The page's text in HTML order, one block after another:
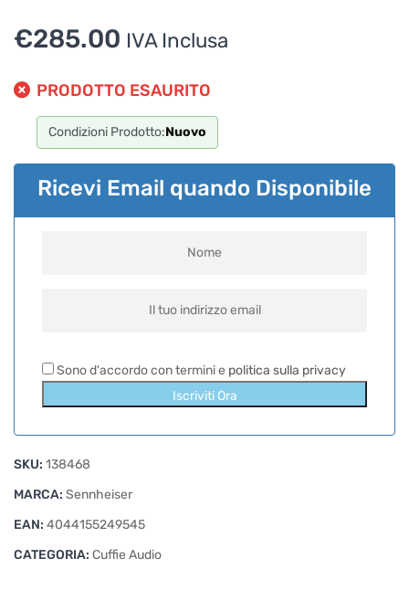
€285.00 IVA Inclusa
PRODOTTO ESAURITO
Condizioni Prodotto:Nuovo
Ricevi Email quando Disponibile
Sono d'accordo con termini e politica sulla privacy
Iscriviti Ora
SKU: 138468
MARCA: Sennheiser
EAN: 4044155249545
CATEGORIA: Cuffie Audio